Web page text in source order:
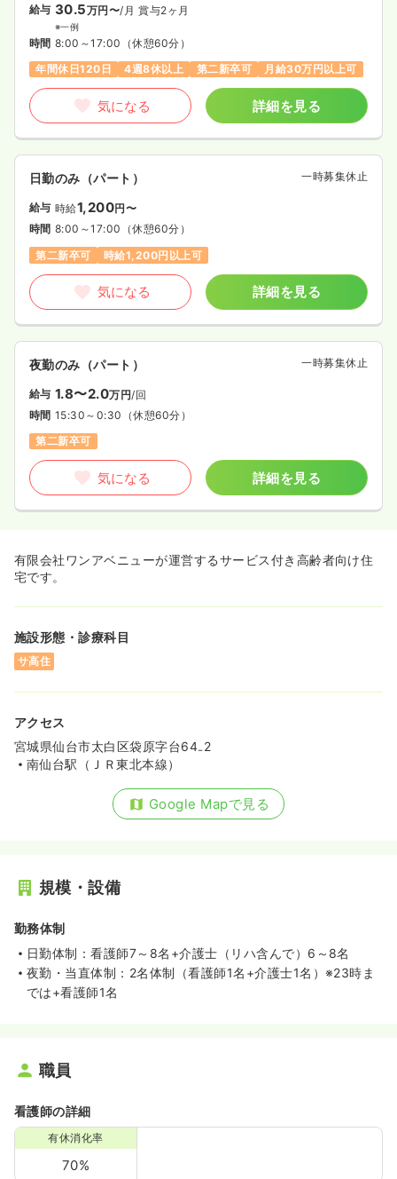
給与 30.5万円〜/月 賞与2ヶ月
※一例
時間 8:00～17:00 （休憩60分）
年間休日120日
4週8休以上 第二新卒可 月給30万円以上可
気になる 詳細を見る
日勤のみ（パート） 一時募集休止
給与 時給1,200円〜
時間 8:00～17:00 （休憩60分）
第二新卒可
時給1,200円以上可
気になる 詳細を見る
夜勤のみ（パート） 一時募集休止
給与 1.8〜2.0万円/回
時間 15:30～0:30 （休憩60分）
第二新卒可
気になる 詳細を見る
有限会社ワンアベニューが運営するサービス付き高齢者向け住
宅です。
施設形態・診療科目
サ高住
アクセス
宮城県仙台市太白区袋原字台64₋2
南仙台駅（ＪＲ東北本線）
Google Mapで見る
規模・設備
勤務体制
日勤体制：看護師7～8名+介護士（リハ含んで）6～8名
夜勤・当直体制：2名体制（看護師1名+介護士1名）※23時ま
では+看護師1名
職員
看護師の詳細
有休消化率
70%